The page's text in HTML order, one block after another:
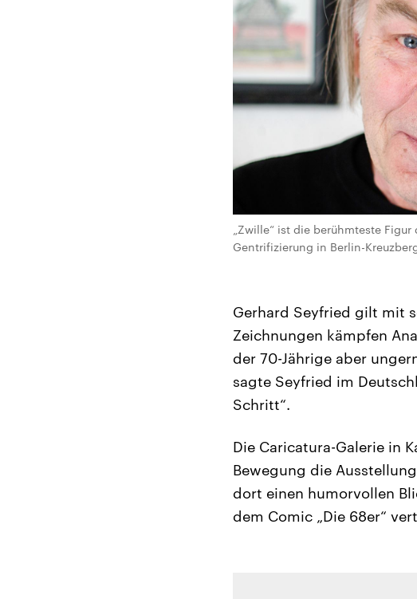
„Zwille“ ist die berühmteste
Gentrifizierung in Berlin-
Gerhard Seyfried gilt mit
Zeichnungen kämpfen
der 70-Jährige aber
sagte Seyfried im
Schritt“.
Die Caricatura-Galerie in
Bewegung die Ausstellung
dort einen humorvollen
dem Comic „Die 68er“